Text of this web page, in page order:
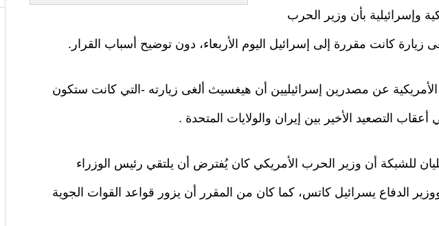
وإسرائيلية بأن وزير الحرب
زيارة كانت مقررة إلى إسرائيل اليوم الأربعاء، دون توضيح أسباب القرار.
عن مصدرين إسرائيليين أن هيغسيث ألغى زيارته -التي كانت ستكون
أعقاب التصعيد الأخير بين إيران والولايات المتحدة .
للشبكة أن وزير الحرب الأمريكي كان يُفترض أن يلتقي رئيس الوزراء
ووزير الدفاع يسرائيل كاتس، كما كان من المقرر أن يزور قواعد القوات الجوية